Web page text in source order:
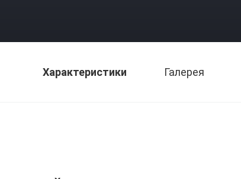
Характеристики Галерея